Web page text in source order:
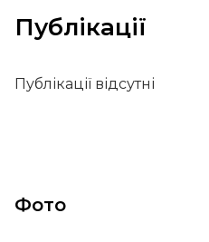
Публікації
Публікації відсутні
Фото